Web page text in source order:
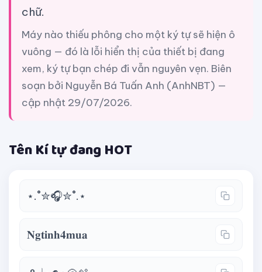
chữ.
Máy nào thiếu phông cho một ký tự sẽ hiện ô
vuông — đó là lỗi hiển thị của thiết bị đang
xem, ký tự bạn chép đi vẫn nguyên vẹn. Biên
soạn bởi Nguyễn Bá Tuấn Anh (AnhNBT) —
cập nhật 29/07/2026.
Tên Kí tự đang HOT
⋆.˚✮🎧✮˚.⋆
𝐍𝐠𝐭𝐢𝐧𝐡𝟒𝐦𝐮𝐚